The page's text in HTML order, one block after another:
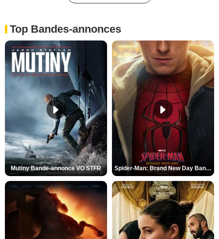
Top Bandes-annonces
Mutiny Bande-annonce VO STFR Spider-Man: Brand New Day Bande-annonce VO STFR